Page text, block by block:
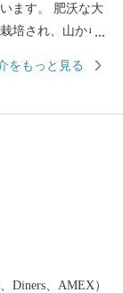
ます。 肥沃な大
培され、山から
す。 年間300万
同時に蔵開きを
をもっと見る
Diners、AMEX）